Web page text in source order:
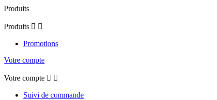
Produits
Produits  
Promotions
Votre compte
Votre compte  
Suivi de commande